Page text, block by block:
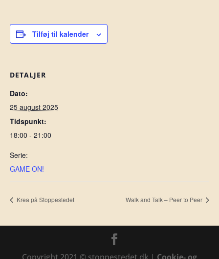
Tilføj til kalender
DETALJER
Dato:
25 august 2025
Tidspunkt:
18:00 - 21:00
Serie:
GAME ON!
Krea på Stoppestedet Walk and Talk – Peer to Peer